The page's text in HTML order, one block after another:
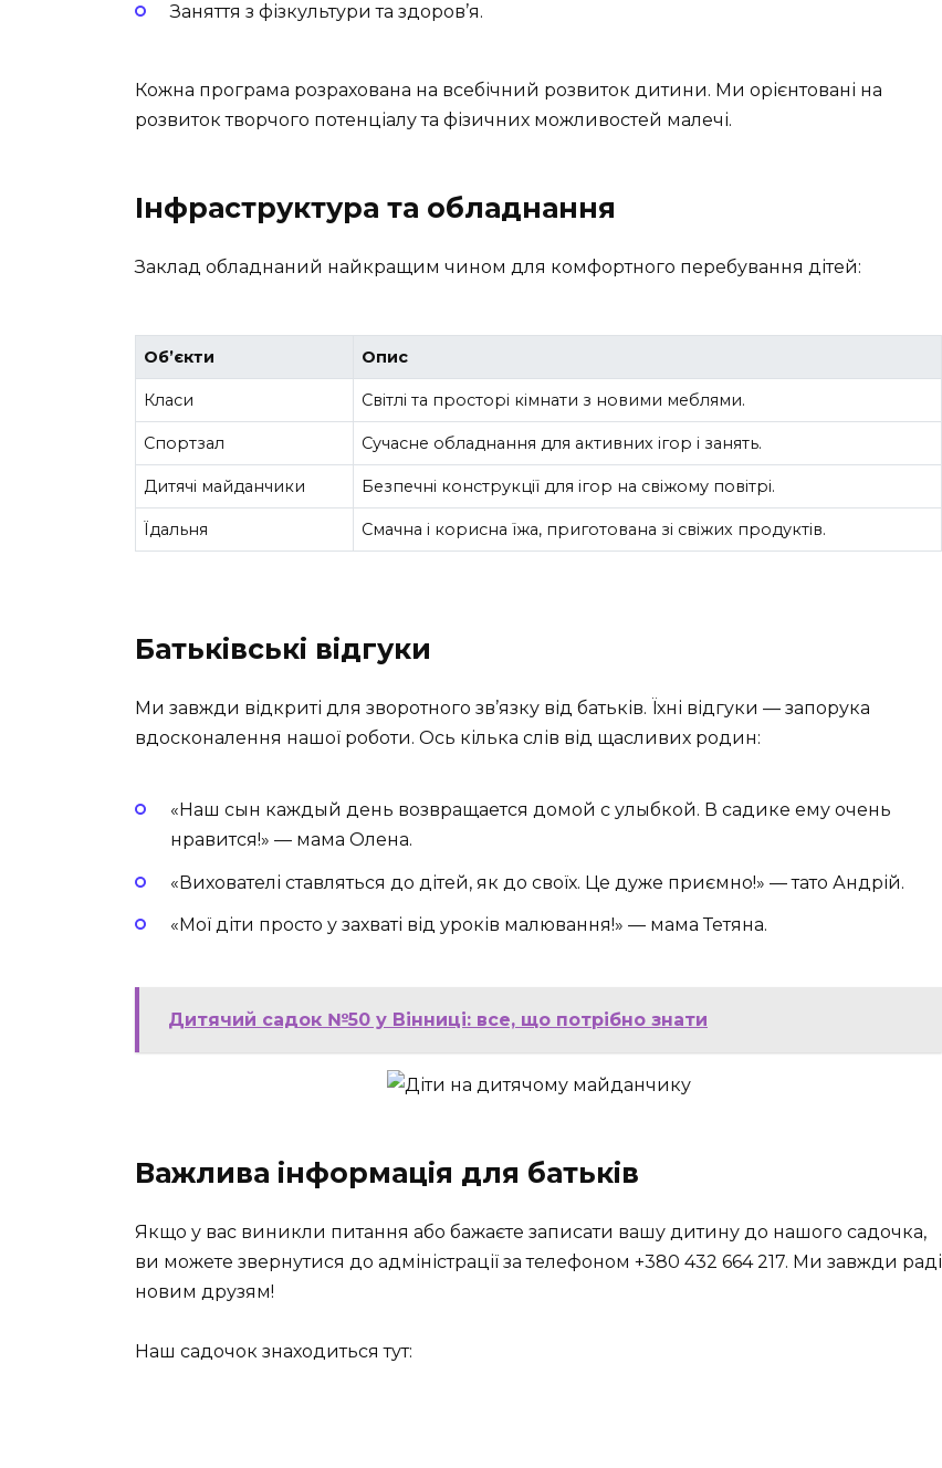
Заняття з фізкультури та здоров’я.
Кожна програма розрахована на всебічний розвиток дитини. Ми орієнтовані на
розвиток творчого потенціалу та фізичних можливостей малечі.
Інфраструктура та обладнання
Заклад обладнаний найкращим чином для комфортного перебування дітей:
Об’єкти Опис
Класи Світлі та просторі кімнати з новими меблями.
Спортзал Сучасне обладнання для активних ігор і занять.
Дитячі майданчики Безпечні конструкції для ігор на свіжому повітрі.
Їдальня Смачна і корисна їжа, приготована зі свіжих продуктів.
Батьківські відгуки
Ми завжди відкриті для зворотного зв’язку від батьків. Їхні відгуки — запорука
вдосконалення нашої роботи. Ось кілька слів від щасливих родин:
«Наш сын каждый день возвращается домой с улыбкой. В садике ему очень
нравится!» — мама Олена.
«Вихователі ставляться до дітей, як до своїх. Це дуже приємно!» — тато Андрій.
«Мої діти просто у захваті від уроків малювання!» — мама Тетяна.
Дитячий садок №50 у Вінниці: все, що потрібно знати
Важлива інформація для батьків
Якщо у вас виникли питання або бажаєте записати вашу дитину до нашого садочка,
ви можете звернутися до адміністрації за телефоном +380 432 664 217. Ми завжди раді
новим друзям!
Наш садочок знаходиться тут: